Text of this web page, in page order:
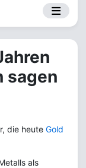
sagen
die heute Gold
als